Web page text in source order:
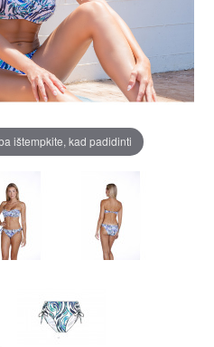
ištempkite, kad padidinti